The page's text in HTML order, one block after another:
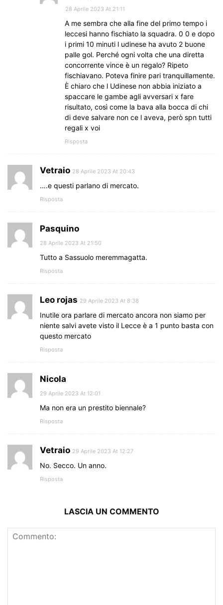
28 Aprile 2023 At 21:11
A me sembra che alla fine del primo tempo i
leccesi hanno fischiato la squadra. 0 0 e dopo
i primi 10 minuti l udinese ha avuto 2 buone
palle gol. Perché ogni volta che una diretta
concorrente vince è un regalo? Ripeto
fischiavano. Poteva finire pari tranquillamente.
È chiaro che l Udinese non abbia iniziato a
spaccare le gambe agli avversari x fare
risultato, così come la bava alla bocca di chi
di deve salvare non ce l aveva, però spn tutti
regali x voi
Risposta
Vetraio 28 Aprile 2023 At 20:43
….e questi parlano di mercato.
Risposta
Pasquino
28 Aprile 2023 At 21:50
Tutto a Sassuolo meremmagatta.
Risposta
Leo rojas 29 Aprile 2023 At 8:38
Inutile ora parlare di mercato ancora non siamo per
niente salvi avete visto il Lecce è a 1 punto basta con
questo mercato
Risposta
Nicola
29 Aprile 2023 At 12:01
Ma non era un prestito biennale?
Risposta
Vetraio 29 Aprile 2023 At 12:27
No. Secco. Un anno.
Risposta
LASCIA UN COMMENTO